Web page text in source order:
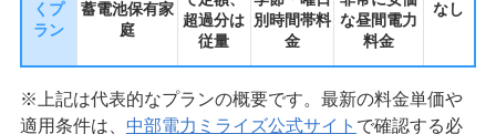
くプ
ラン
蓄電池保有家
庭
超過分は
従量
別時間帯料
金
な昼間電力
料金
なし
※上記は代表的なプランの概要です。最新の料金単価や
適用条件は、 中部電力ミライズ公式サイト で確認する必